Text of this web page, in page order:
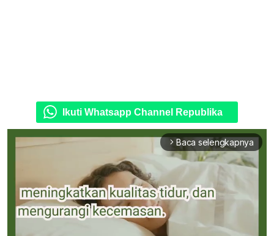
Ikuti Whatsapp Channel Republika
arrow_forward_ios Baca selengkapnya